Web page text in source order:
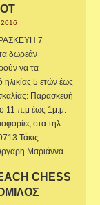
2016
7
δωρεάν
να τα
5 ετών έως
Παρασκευή
11 π.μ έως 1μ.μ.
στα τηλ:
Τάκις
Μαριάννα
CHESS